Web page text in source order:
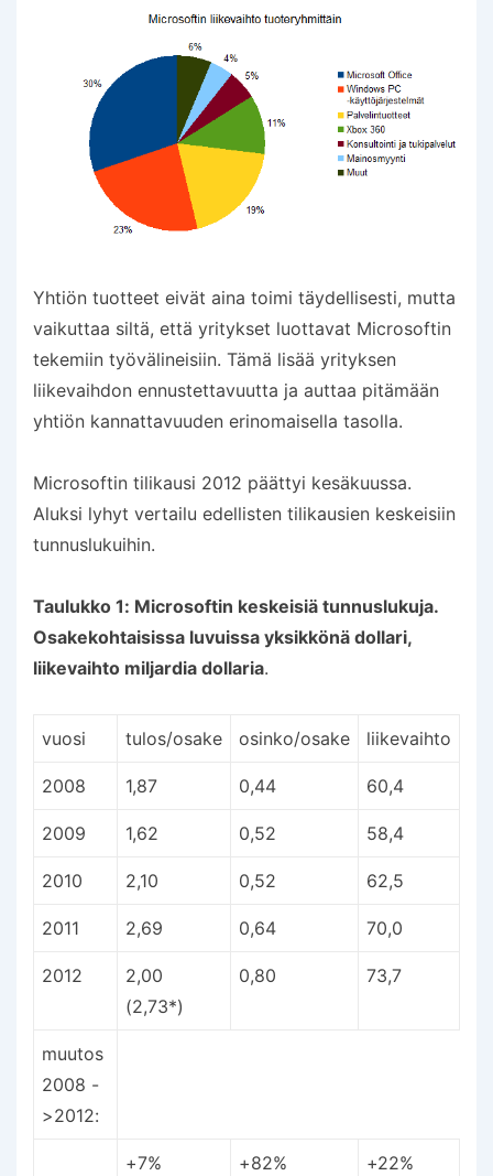
Yhtiön tuotteet eivät aina toimi täydellisesti, mutta
vaikuttaa siltä, että yritykset luottavat Microsoftin
tekemiin työvälineisiin. Tämä lisää yrityksen
liikevaihdon ennustettavuutta ja auttaa pitämään
yhtiön kannattavuuden erinomaisella tasolla.
Microsoftin tilikausi 2012 päättyi kesäkuussa.
Aluksi lyhyt vertailu edellisten tilikausien keskeisiin
tunnuslukuihin.
Taulukko 1: Microsoftin keskeisiä tunnuslukuja.
Osakekohtaisissa luvuissa yksikkönä dollari,
liikevaihto miljardia dollaria.
vuosi tulos/osake osinko/osake liikevaihto
2008 1,87 0,44 60,4
2009 1,62 0,52 58,4
2010 2,10 0,52 62,5
2011 2,69 0,64 70,0
2012
2,00
(2,73*)
0,80 73,7
muutos
2008 -
>2012:
+7%
+82% +22%